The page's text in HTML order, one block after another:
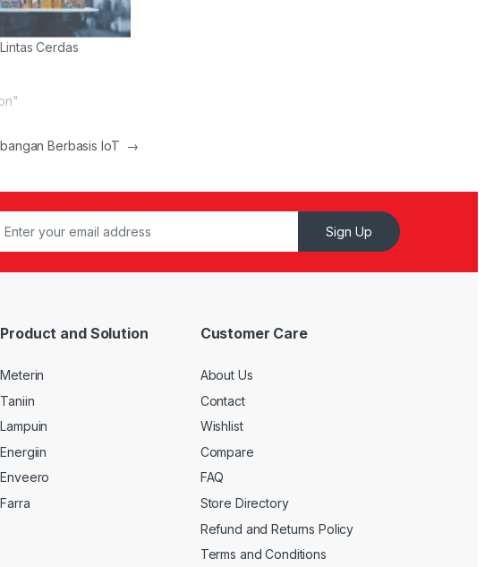
Cerdas
Berbasis IoT →
Sign Up
Product and Solution
Meterin
Taniin
Lampuin
Energiin
Enveero
Farra
Customer Care
About Us
Contact
Wishlist
Compare
FAQ
Store Directory
Refund and Returns Policy
Terms and Conditions